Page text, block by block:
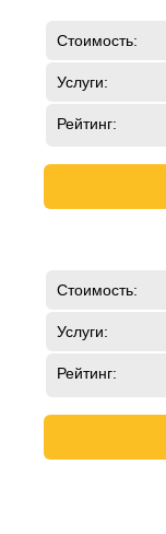
Стоимость:
Услуги:
Рейтинг:
Стоимость:
Услуги:
Рейтинг: